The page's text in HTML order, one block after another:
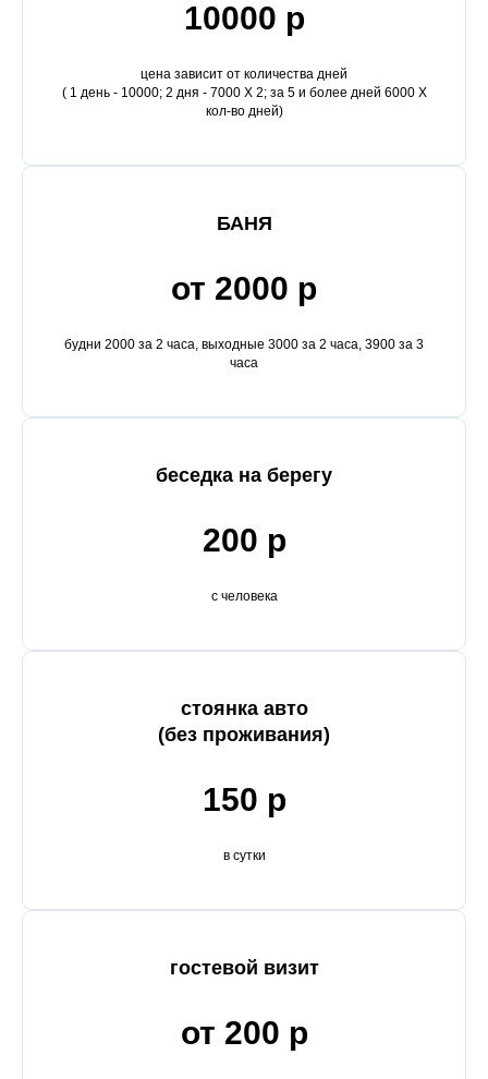
10000 р
цена зависит от количества дней
( 1 день - 10000; 2 дня - 7000 Х 2; за 5 и более дней 6000 Х
кол-во дней)
БАНЯ
от 2000 р
будни 2000 за 2 часа, выходные 3000 за 2 часа, 3900 за 3
часа
беседка на берегу
200 р
с человека
стоянка авто
(без проживания)
150 р
в сутки
гостевой визит
от 200 р